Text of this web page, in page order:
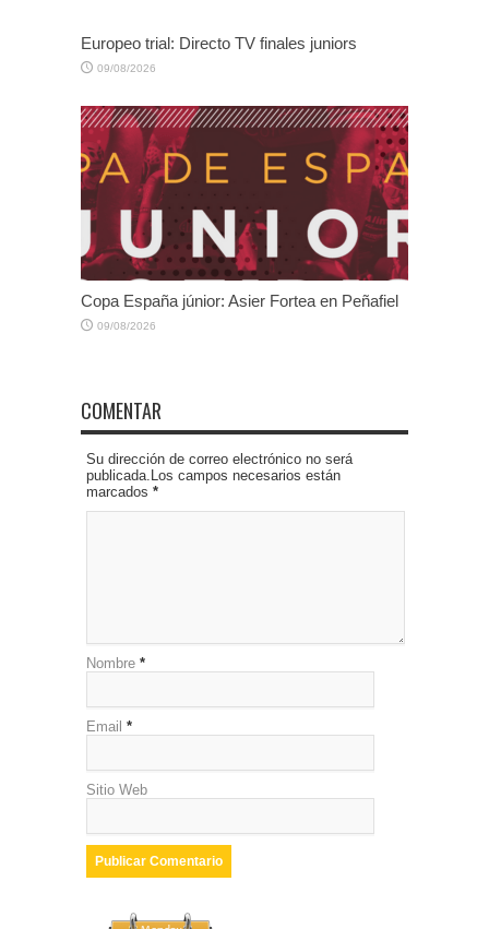
Europeo trial: Directo TV finales juniors
09/08/2026
Copa España júnior: Asier Fortea en Peñafiel
09/08/2026
COMENTAR
Su dirección de correo electrónico no será
publicada.Los campos necesarios están
marcados *
Nombre *
Email *
Sitio Web